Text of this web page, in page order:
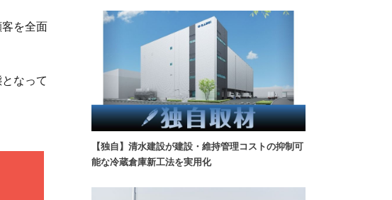
を全面
なって
【独自】清水建設が建設・維持管理コストの抑制可
能な冷蔵倉庫新工法を実用化